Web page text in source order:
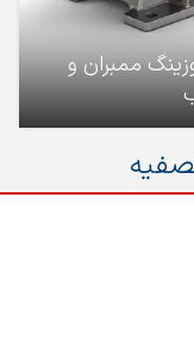
ممبران و